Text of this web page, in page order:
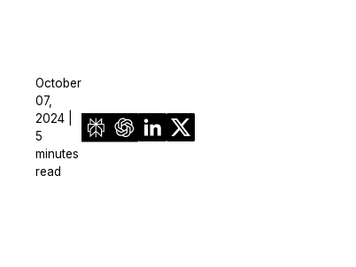
October
07,
2024 |
5
minutes
read